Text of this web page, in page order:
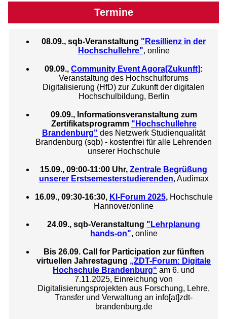
Termine
08.09., sqb-Veranstaltung "Resillienz in der
Hochschullehre", online
09.09., Community Event Agora[Zukunft]:
Veranstaltung des Hochschulforums
Digitalisierung (HfD) zur Zukunft der digitalen
Hochschulbildung, Berlin
09.09., Informationsveranstaltung zum
Zertifikatsprogramm "Hochschullehre
Brandenburg" des Netzwerk Studienqualität
Brandenburg (sqb) - kostenfrei für alle Lehrenden
unserer Hochschule
15.09., 09:00-11:00 Uhr, Zentrale Begrüßung
unserer Erstsemesterstudierenden, Audimax
16.09., 09:30-16:30, KI-Forum 2025, Hochschule
Hannover/online
24.09., sqb-Veranstaltung "Lehrplanung
hands-on", online
Bis 26.09. Call for Participation zur fünften
virtuellen Jahrestagung „ZDT-Forum: Digitale
Hochschule Brandenburg“ am 6. und
7.11.2025, Einreichung von
Digitalisierungsprojekten aus Forschung, Lehre,
Transfer und Verwaltung an info[at]zdt-
brandenburg.de